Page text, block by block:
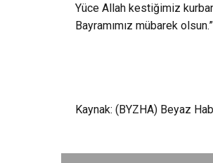
Yüce Allah kestiğimiz
Bayramımız mübarek olsun.”
Kaynak: (BYZHA) Beyaz